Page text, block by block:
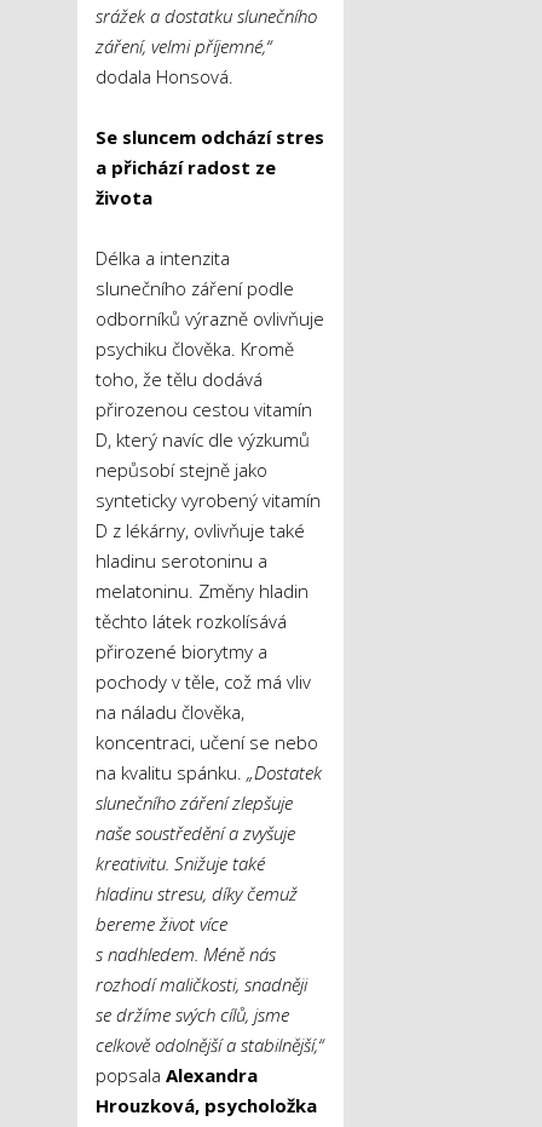
srážek a dostatku slunečního
záření, velmi příjemné,“
dodala Honsová.
Se sluncem odchází stres
a přichází radost ze
života
Délka a intenzita
slunečního záření podle
odborníků výrazně ovlivňuje
psychiku člověka. Kromě
toho, že tělu dodává
přirozenou cestou vitamín
D, který navíc dle výzkumů
nepůsobí stejně jako
synteticky vyrobený vitamín
D z lékárny, ovlivňuje také
hladinu serotoninu a
melatoninu. Změny hladin
těchto látek rozkolísává
přirozené biorytmy a
pochody v těle, což má vliv
na náladu člověka,
koncentraci, učení se nebo
na kvalitu spánku. „Dostatek
slunečního záření zlepšuje
naše soustředění a zvyšuje
kreativitu. Snižuje také
hladinu stresu, díky čemuž
bereme život více
s nadhledem. Méně nás
rozhodí maličkosti, snadněji
se držíme svých cílů, jsme
celkově odolnější a stabilnější,“
popsala Alexandra
Hrouzková, psycholožka